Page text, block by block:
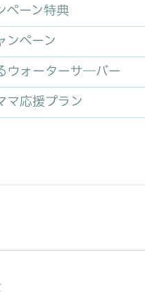
ペーン特典
ンペーン
ウォーターサ―バー
マ応援プラン